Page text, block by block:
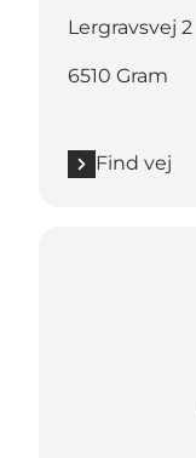
Lergravsvej 2
6510 Gram
Find vej